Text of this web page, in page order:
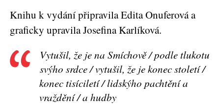
Knihu k vydání připravila Edita Onuferová a
graficky upravila Josefina Karlíková.
Vytušil, že je na Smíchově / podle tlukotu
svýho srdce / vytušil, že je konec století /
konec tisíciletí / lidskýho pachtění a
vraždění / a hudby